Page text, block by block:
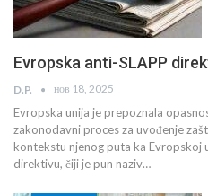
Evropska anti-SLAPP
D.P. нов 18, 2025
Evropska unija je prepoznala
zakonodavni proces za uvođenje
kontekstu njenog puta ka Evropskoj
direktivu, čiji je pun naziv…